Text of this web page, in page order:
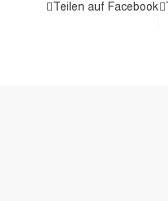
Teilen auf Facebook